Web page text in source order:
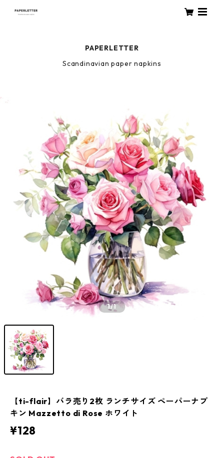
PAPERLETTER
Scandinavian paper napkins
1/1
【ti-flair】バラ売り2枚 ランチサイズ ペーパーナプ
キン Mazzetto di Rose ホワイト
¥128